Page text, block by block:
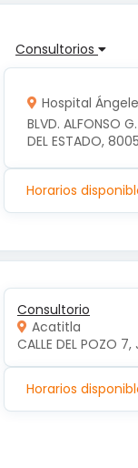
Consultorios
Hospital
BLVD. ALFONSO
DEL ESTADO,
Horarios
Consultorio
Acatitla
CALLE DEL POZO 7,
Horarios